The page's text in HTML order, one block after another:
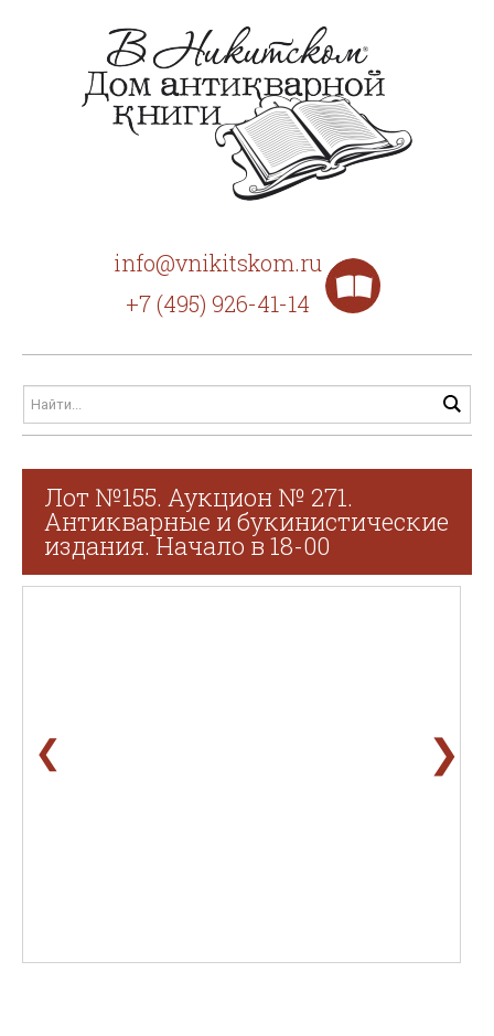
info@vnikitskom.ru
+7 (495) 926-41-14
Лот №155. Аукцион № 271.
Антикварные и букинистические
издания. Начало в 18-00
❮ ❯